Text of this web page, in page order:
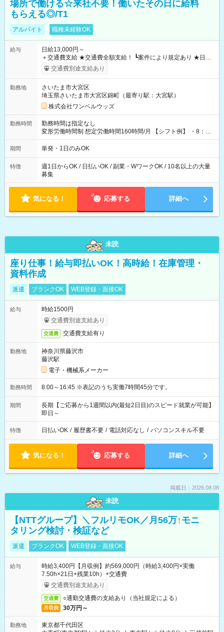
場所で働ける☆来社不要！働いたその日に給料
もらえる◎/T1
アルバイト 職種未経験OK
給与
日給13,000円～
＋交通費支給 ★交通費全額支給！ ┗案件により規定あり ★日払
いOK！（規定あり） ┗働いたその日に現金GET♪ お仕事後はコ
ンビニATMから 日払い分を引き落とせます！ 【試用期間】試
交通費別途支給あり
勤務地
さいたま市大宮区
埼玉県さいたま市大宮区錦町（最寄り駅：大宮駅）
株式会社ワンベルウッズ
勤務時間
勤務時間は指定なし
変形労働時間制 想定労働時間160時間/月 【シフト例】 ・8：00
～21：00
期間 単発・1日のみOK
特徴
週1日からOK / 日払いOK / 副業・WワークOK / 10名以上の大量
募集
気になる！ 応募する 詳細へ
未読
座り仕事！給与即払いOK！高時給！在庫管理・
資料作成
派遣 ブランクOK WEB登録・面接OK
給与
時給1500円
交通費別途支給あり
交通費 交通費支給有り
勤務地
神奈川県藤沢市
藤沢駅
電子・機械系メーカー
勤務時間 8:00～16:45 ※表記のうち実働7時間45分です。
期間
長期【ご応募から1週間以内(最短2日目)のスピード就業が可能】
即日～
特徴 日払いOK / 履歴書不要 / 電話対応なし / パソコンスキル不要
気になる！ 応募する 詳細へ
掲載日：2026.08.08
未読
【NTTグループ】＼フルリモOK／月56万↑モニ
タリング検討・検証など
派遣 ブランクOK WEB登録・面接OK
給与
時給3,400円【月収例】約569,000円（時給3,400円×実働
7.50h×21日+残業10h）+交通費
交通費別途支給あり
交通費 ○通勤交通費の支給あり（当社規定による）
月収例 30万円～
勤務地
東京都千代田区